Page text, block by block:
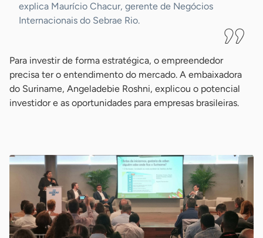
explica Maurício Chacur, gerente de Negócios
Internacionais do Sebrae Rio.
Para investir de forma estratégica, o empreendedor
precisa ter o entendimento do mercado. A embaixadora
do Suriname, Angeladebie Roshni, explicou o potencial
investidor e as oportunidades para empresas brasileiras.